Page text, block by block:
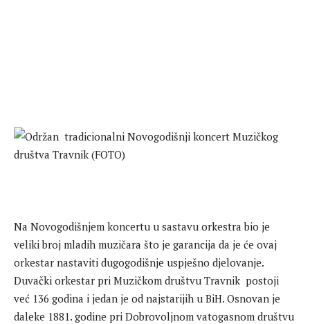
Na Novogodišnjem koncertu u sastavu orkestra bio je
veliki broj mladih muzičara što je garancija da je će ovaj
orkestar nastaviti dugogodišnje uspješno djelovanje.
Duvački orkestar pri Muzičkom društvu Travnik postoji
već 136 godina i jedan je od najstarijih u BiH. Osnovan je
daleke 1881. godine pri Dobrovoljnom vatogasnom društvu